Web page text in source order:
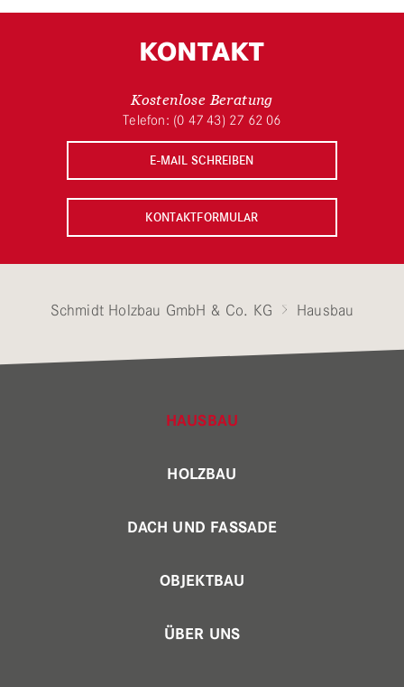
KONTAKT
Kostenlose Beratung
Telefon: (0 47 43) 27 62 06
E-MAIL SCHREIBEN
KONTAKTFORMULAR
Schmidt Holzbau GmbH & Co. KG Hausbau
HAUSBAU
HOLZBAU
DACH UND FASSADE
OBJEKTBAU
ÜBER UNS